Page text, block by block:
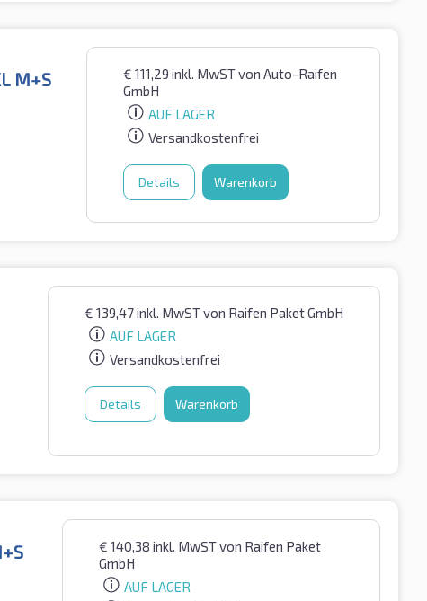
M+S
€ 111,29 inkl. MwSTvon Auto-Raifen
GmbH
AUF LAGER
Versandkostenfrei
Details Warenkorb
€ 139,47inkl. MwSTvon Raifen Paket GmbH
AUF LAGER
Versandkostenfrei
Details Warenkorb
€ 140,38 inkl. MwSTvon Raifen Paket
GmbH
AUF LAGER